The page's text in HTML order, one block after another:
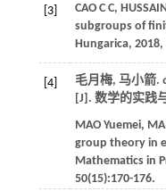
[3] CAO C C, HUSSAIN
subgroups of
Hungarica, 2018,
[4] 毛月梅, 马小箭.
[J]. 数学的实践
MAO Yuemei, MA
group theory in
Mathematics in
50(15):170-176.